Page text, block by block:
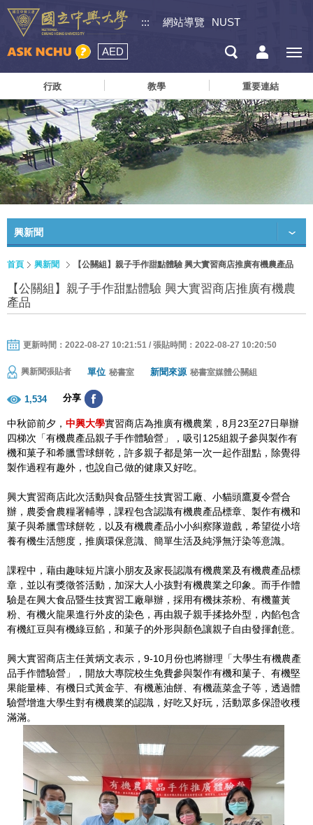
::: 網站導覽 NUST
AED
行政 教學 重要連結
興新聞
首頁 興新聞 【公關組】親子手作甜點體驗 興大實習商店推廣有機農產品
【公關組】親子手作甜點體驗 興大實習商店推廣有機農
產品
更新時間：2022-08-27 10:21:51 / 張貼時間：2022-08-27 10:20:50
興新聞張貼者 單位 秘書室 新聞來源 秘書室媒體公關組
1,534 分享
中秋節前夕， 中興大學實習商店為推廣有機農業，8月23至27日舉辦
四梯次「有機農產品親子手作體驗營」，吸引125組親子參與製作有
機和菓子和希臘雪球餅乾，許多親子都是第一次一起作甜點，除覺得
製作過程有趣外，也說自己做的健康又好吃。
興大實習商店此次活動與食品暨生技實習工廠、小貓頭鷹夏令營合
辦，農委會農糧署輔導，課程包含認識有機農產品標章、製作有機和
菓子與希臘雪球餅乾，以及有機農產品小小糾察隊遊戲，希望從小培
養有機生活態度，推廣環保意識、簡單生活及純淨無汙染等意識。
課程中，藉由趣味短片讓小朋友及家長認識有機農業及有機農產品標
章，並以有獎徵答活動，加深大人小孩對有機農業之印象。而手作體
驗是在興大食品暨生技實習工廠舉辦，採用有機抹茶粉、有機薑黃
粉、有機火龍果進行外皮的染色，再由親子親手揉捻外型，內餡包含
有機紅豆與有機綠豆餡，和菓子的外形與顏色讓親子自由發揮創意。
興大實習商店主任黃炳文表示，9-10月份也將辦理「大學生有機農產
品手作體驗營」，開放大專院校生免費參與製作有機和菓子、有機堅
果能量棒、有機日式黃金芋、有機蔥油餅、有機蔬菜盒子等，透過體
驗營增進大學生對有機農業的認識，好吃又好玩，活動眾多保證收穫
滿滿。